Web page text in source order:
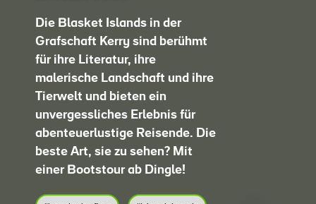
Like
Der Blarney Stone im
Game of Thrones
Die Blasket Islands in der
Grafschaft Kerry sind berühmt
für ihre Literatur, ihre
malerische Landschaft und ihre
Tierwelt und bieten ein
unvergessliches Erlebnis für
abenteuerlustige Reisende. Die
beste Art, sie zu sehen? Mit
einer Bootstour ab Dingle!